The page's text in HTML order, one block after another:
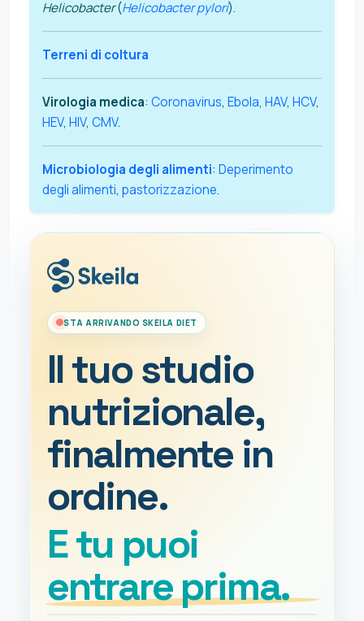
Helicobacter(Helicobacter pylori).
Terreni di coltura
Virologia medica: Coronavirus, Ebola, HAV, HCV,
HEV, HIV, CMV.
Microbiologia degli alimenti: Deperimento
degli alimenti, pastorizzazione.
STA ARRIVANDO SKEILA DIET
Il tuo studio
nutrizionale,
finalmente in
ordine.
E tu puoi
entrare prima.